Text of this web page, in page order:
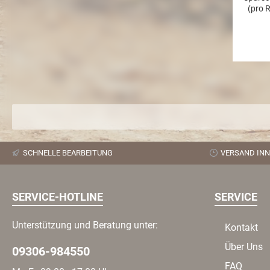
(pro
für
mehr
SCHNELLE BEARBEITUNG VERSAND
SERVICE-HOTLINE
Unterstützung und Beratung unter:
09306-984550
SERVICE
Kontakt
Über Uns
FAQ